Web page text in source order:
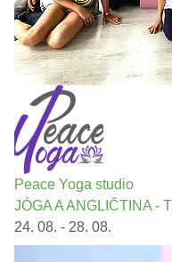
Peace Yoga studio
JÓGA A ANGLIČTINA -
24. 08. - 28. 08.